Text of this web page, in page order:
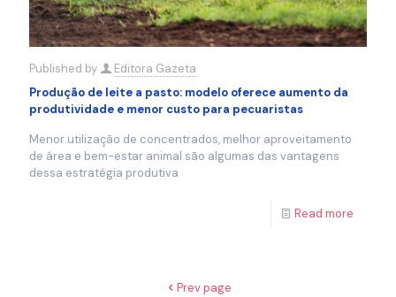
Published by
Editora Gazeta
Produção de leite a pasto: modelo oferece aumento da
produtividade e menor custo para pecuaristas
Menor utilização de concentrados, melhor aproveitamento
de área e bem-estar animal são algumas das vantagens
dessa estratégia produtiva
Read more
Prev page